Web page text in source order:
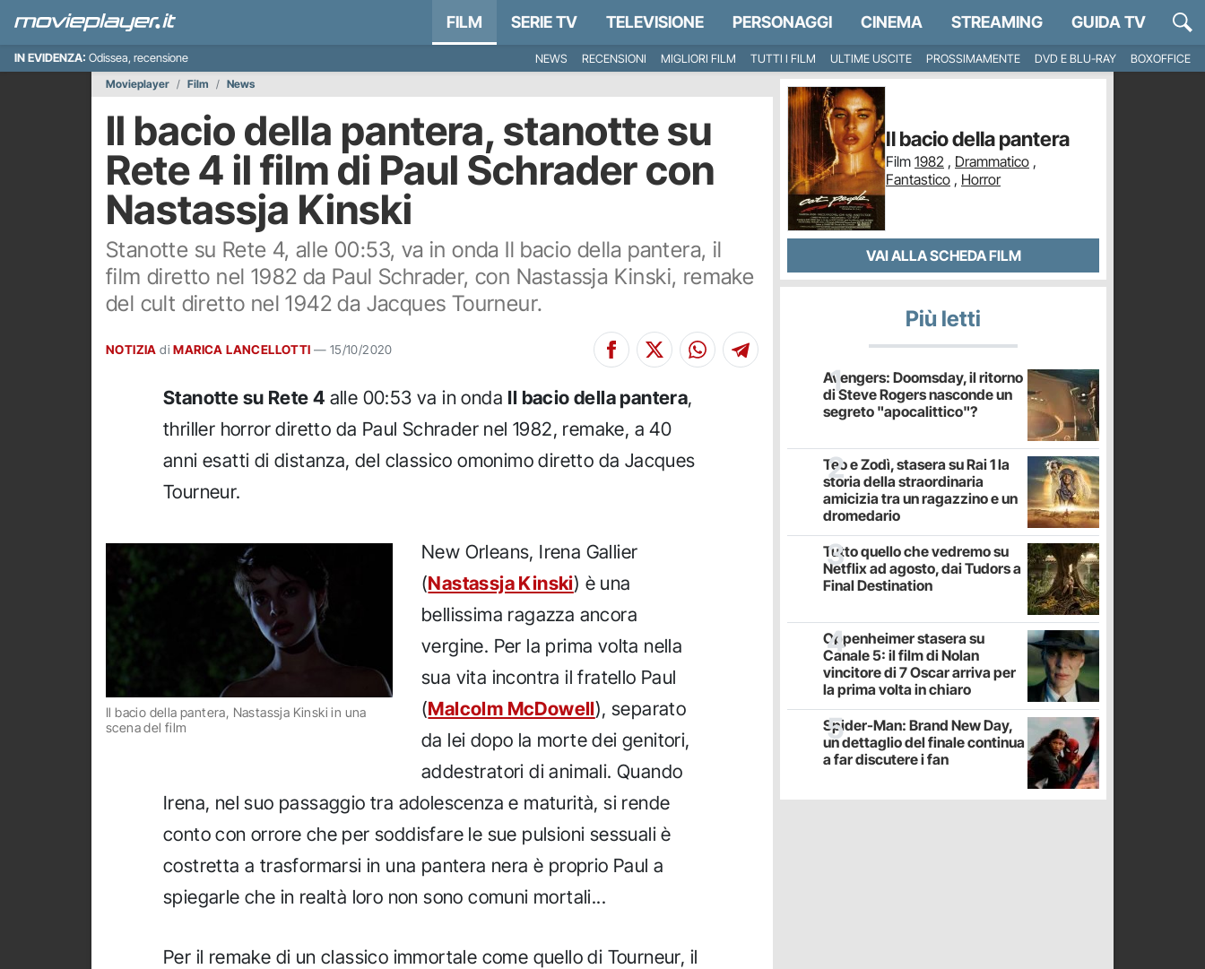
FILM SERIE TV TELEVISIONE PERSONAGGI CINEMA STREAMING GUIDA TV
IN EVIDENZA: Odissea, recensione NEWS RECENSIONI MIGLIORI FILM TUTTI I FILM ULTIME USCITE PROSSIMAMENTE DVD E BLU-RAY
BOXOFFICE
Movieplayer
Film News
Il bacio della pantera, stanotte su
Rete 4 il film di Paul Schrader con
Nastassja Kinski
Stanotte su Rete 4, alle 00:53, va in onda Il bacio della pantera, il
film diretto nel 1982 da Paul Schrader, con Nastassja Kinski, remake
del cult diretto nel 1942 da Jacques Tourneur.
NOTIZIA di MARICA LANCELLOTTI — 15/10/2020
Stanotte su Rete 4 alle 00:53 va in onda Il bacio della pantera,
thriller horror diretto da Paul Schrader nel 1982, remake, a 40
anni esatti di distanza, del classico omonimo diretto da Jacques
Tourneur.
Il bacio della pantera, Nastassja Kinski in una
scena del film
New Orleans, Irena Gallier
(Nastassja Kinski) è una
bellissima ragazza ancora
vergine. Per la prima volta nella
sua vita incontra il fratello Paul
(Malcolm McDowell), separato
da lei dopo la morte dei genitori,
addestratori di animali. Quando
Irena, nel suo passaggio tra adolescenza e maturità, si rende
conto con orrore che per soddisfare le sue pulsioni sessuali è
costretta a trasformarsi in una pantera nera è proprio Paul a
spiegarle che in realtà loro non sono comuni mortali...
Per il remake di un classico immortale come quello di Tourneur, il
Il bacio della pantera
Film 1982 , Drammatico ,
Fantastico , Horror
VAI ALLA SCHEDA FILM
Più letti
Avengers: Doomsday, il ritorno
di Steve Rogers nasconde un
segreto "apocalittico"?
Teo e Zodì, stasera su Rai 1 la
storia della straordinaria
amicizia tra un ragazzino e un
dromedario
Tutto quello che vedremo su
Netflix ad agosto, dai Tudors a
Final Destination
Oppenheimer stasera su
Canale 5: il film di Nolan
vincitore di 7 Oscar arriva per
la prima volta in chiaro
Spider-Man: Brand New Day,
un dettaglio del finale continua
a far discutere i fan